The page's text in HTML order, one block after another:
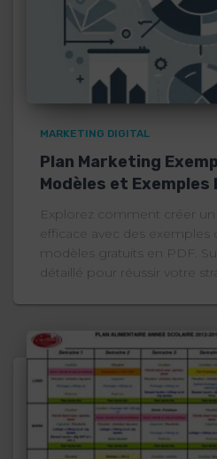
MARKETING DIGITAL
Plan Marketing
Modèles et Exemples
Explorez comment créer
efficace avec des exemples
modèles gratuits en PDF.
détaillé pour réussir votre